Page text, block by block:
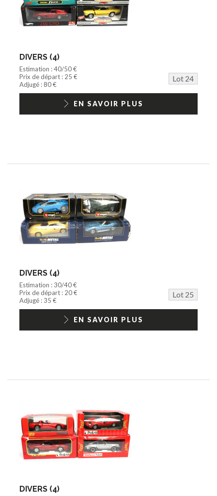
DIVERS (4)
Estimation : 40/50 €
Prix de départ : 25 €
Lot 24
Adjugé : 80 €
EN SAVOIR PLUS
DIVERS (4)
Estimation : 30/40 €
Prix de départ : 20 €
Lot 25
Adjugé : 35 €
EN SAVOIR PLUS
DIVERS (4)